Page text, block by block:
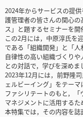
2024年からサービスの提
護管理者の皆さんの関心
ス」と題するセミナーを開
この2月には，中原淳氏を
である「組織開発」と「人
自律性の高い組織づくり
との対話で，学びを深めま
2023年12月には，前野隆
ェルビーイング」をテー
ファシリテートのもと，
マネジメントに活用するた
本特集では，その内容を誌